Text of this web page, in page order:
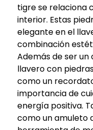
tigre se relaciona
interior. Estas
elegante en el
combinación
Además de ser
llavero con
como un
importancia de
energía positiva.
como un amuleto